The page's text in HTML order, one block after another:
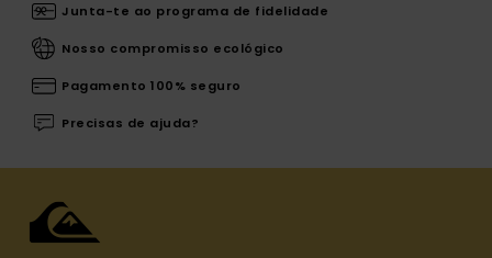
Junta-te ao programa de fidelidade
Nosso compromisso ecológico
Pagamento 100% seguro
Precisas de ajuda?